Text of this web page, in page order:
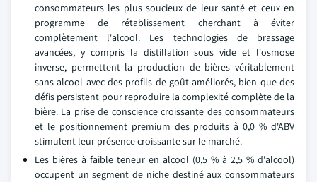
consommateurs les plus soucieux de leur santé et ceux en
programme de rétablissement cherchant à éviter
complètement l'alcool. Les technologies de brassage
avancées, y compris la distillation sous vide et l'osmose
inverse, permettent la production de bières véritablement
sans alcool avec des profils de goût améliorés, bien que des
défis persistent pour reproduire la complexité complète de la
bière. La prise de conscience croissante des consommateurs
et le positionnement premium des produits à 0,0 % d'ABV
stimulent leur présence croissante sur le marché.
Les bières à faible teneur en alcool (0,5 % à 2,5 % d'alcool)
occupent un segment de niche destiné aux consommateurs